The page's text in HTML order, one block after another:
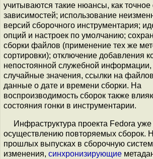
учитываются такие нюансы, как точное
зависимостей; использование
версий сборочного инструментария;
опций и настроек по умолчанию;
сборки файлов (применение тех же
сортировки); отключение добавления
непостоянной служебной информации,
случайные значения, ссылки на
данные о дате и времени сборки. На
воспроизводимость сборок также
состояния гонки в инструментарии.
Инфраструктура проекта Fedora уже
осуществлению повторяемых сборок.
прошлых выпусках в сборочную
изменения, синхронизирующие